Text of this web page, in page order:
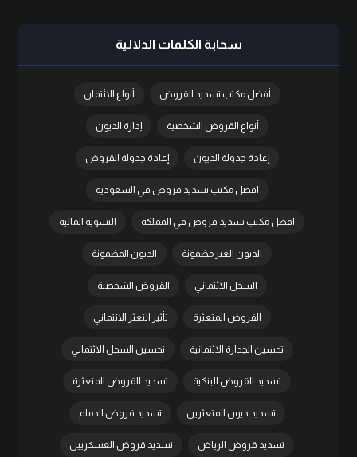
سحابة الكلمات الدلالية
أفضل مكتب تسديد القروض أنواع الائتمان
أنواع القروض الشخصية إدارة الديون
إعادة جدولة الديون إعادة جدولة القروض
افضل مكتب تسديد قروض في السعودية
افضل مكتب تسديد قروض في المملكة التسوية المالية
الديون الغير مضمونة الديون المضمونة
السجل الائتماني القروض الشخصية
القروض المتعثرة تأثير التعثر الائتماني
تحسين الجدارة الائتمانية تحسين السجل الائتماني
تسديد القروض البنكية تسديد القروض المتعثرة
تسديد ديون المتعثرين تسديد قروض الدمام
تسديد قروض الرياض تسديد قروض العسكريين